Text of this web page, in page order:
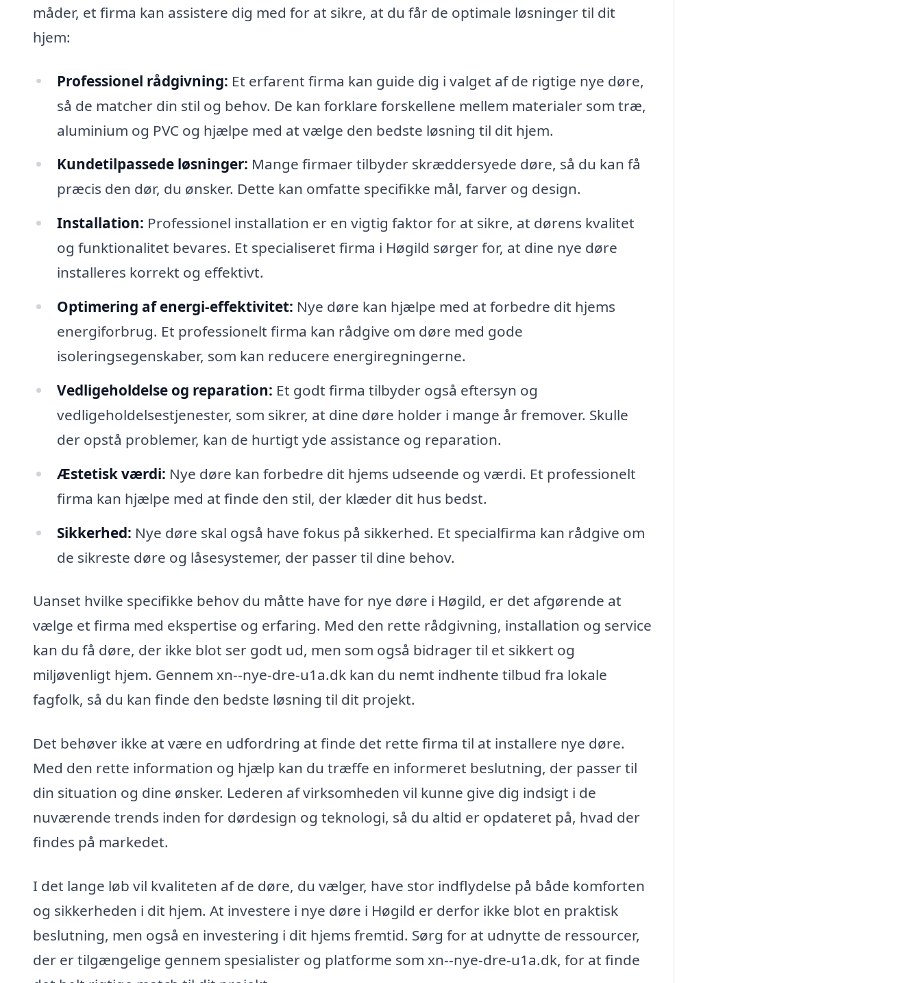
måder, et firma kan assistere dig med for at sikre, at du får de optimale løsninger til dit
hjem:
Professionel rådgivning: Et erfarent firma kan guide dig i valget af de rigtige nye døre,
så de matcher din stil og behov. De kan forklare forskellene mellem materialer som træ,
aluminium og PVC og hjælpe med at vælge den bedste løsning til dit hjem.
Kundetilpassede løsninger: Mange firmaer tilbyder skræddersyede døre, så du kan få
præcis den dør, du ønsker. Dette kan omfatte specifikke mål, farver og design.
Installation: Professionel installation er en vigtig faktor for at sikre, at dørens kvalitet
og funktionalitet bevares. Et specialiseret firma i Høgild sørger for, at dine nye døre
installeres korrekt og effektivt.
Optimering af energi-effektivitet: Nye døre kan hjælpe med at forbedre dit hjems
energiforbrug. Et professionelt firma kan rådgive om døre med gode
isoleringsegenskaber, som kan reducere energiregningerne.
Vedligeholdelse og reparation: Et godt firma tilbyder også eftersyn og
vedligeholdelsestjenester, som sikrer, at dine døre holder i mange år fremover. Skulle
der opstå problemer, kan de hurtigt yde assistance og reparation.
Æstetisk værdi: Nye døre kan forbedre dit hjems udseende og værdi. Et professionelt
firma kan hjælpe med at finde den stil, der klæder dit hus bedst.
Sikkerhed: Nye døre skal også have fokus på sikkerhed. Et specialfirma kan rådgive om
de sikreste døre og låsesystemer, der passer til dine behov.
Uanset hvilke specifikke behov du måtte have for nye døre i Høgild, er det afgørende at
vælge et firma med ekspertise og erfaring. Med den rette rådgivning, installation og service
kan du få døre, der ikke blot ser godt ud, men som også bidrager til et sikkert og
miljøvenligt hjem. Gennem xn--nye-dre-u1a.dk kan du nemt indhente tilbud fra lokale
fagfolk, så du kan finde den bedste løsning til dit projekt.
Det behøver ikke at være en udfordring at finde det rette firma til at installere nye døre.
Med den rette information og hjælp kan du træffe en informeret beslutning, der passer til
din situation og dine ønsker. Lederen af virksomheden vil kunne give dig indsigt i de
nuværende trends inden for dørdesign og teknologi, så du altid er opdateret på, hvad der
findes på markedet.
I det lange løb vil kvaliteten af de døre, du vælger, have stor indflydelse på både komforten
og sikkerheden i dit hjem. At investere i nye døre i Høgild er derfor ikke blot en praktisk
beslutning, men også en investering i dit hjems fremtid. Sørg for at udnytte de ressourcer,
der er tilgængelige gennem spesialister og platforme som xn--nye-dre-u1a.dk, for at finde